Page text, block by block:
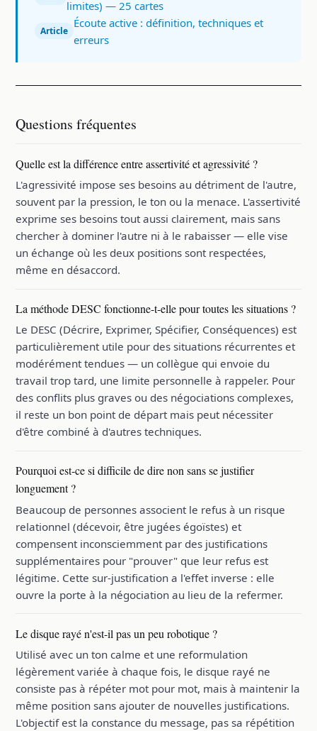
limites) — 25 cartes
Article
Écoute active : définition, techniques et
erreurs
Questions fréquentes
Quelle est la différence entre assertivité et agressivité ?
L'agressivité impose ses besoins au détriment de l'autre,
souvent par la pression, le ton ou la menace. L'assertivité
exprime ses besoins tout aussi clairement, mais sans
chercher à dominer l'autre ni à le rabaisser — elle vise
un échange où les deux positions sont respectées,
même en désaccord.
La méthode DESC fonctionne-t-elle pour toutes les situations ?
Le DESC (Décrire, Exprimer, Spécifier, Conséquences) est
particulièrement utile pour des situations récurrentes et
modérément tendues — un collègue qui envoie du
travail trop tard, une limite personnelle à rappeler. Pour
des conflits plus graves ou des négociations complexes,
il reste un bon point de départ mais peut nécessiter
d'être combiné à d'autres techniques.
Pourquoi est-ce si difficile de dire non sans se justifier
longuement ?
Beaucoup de personnes associent le refus à un risque
relationnel (décevoir, être jugées égoïstes) et
compensent inconsciemment par des justifications
supplémentaires pour "prouver" que leur refus est
légitime. Cette sur-justification a l'effet inverse : elle
ouvre la porte à la négociation au lieu de la refermer.
Le disque rayé n'est-il pas un peu robotique ?
Utilisé avec un ton calme et une reformulation
légèrement variée à chaque fois, le disque rayé ne
consiste pas à répéter mot pour mot, mais à maintenir la
même position sans ajouter de nouvelles justifications.
L'objectif est la constance du message, pas sa répétition